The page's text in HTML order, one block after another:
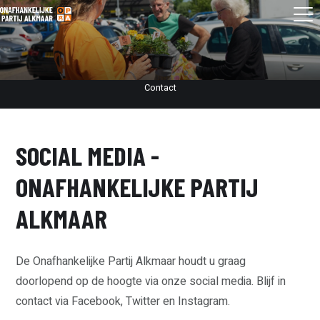
Contact
SOCIAL MEDIA -
ONAFHANKELIJKE PARTIJ
ALKMAAR
De Onafhankelijke Partij Alkmaar houdt u graag
doorlopend op de hoogte via onze social media. Blijf in
contact via Facebook, Twitter en Instagram.